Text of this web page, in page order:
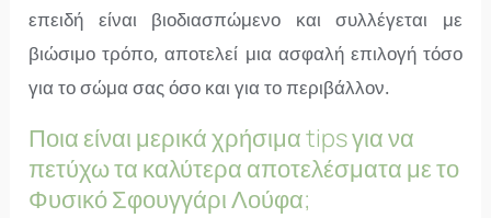
επειδή είναι βιοδιασπώμενο και συλλέγεται με
βιώσιμο τρόπο, αποτελεί μια ασφαλή επιλογή τόσο
για το σώμα σας όσο και για το περιβάλλον.
Ποια είναι μερικά χρήσιμα tips για να
πετύχω τα καλύτερα αποτελέσματα με το
Φυσικό Σφουγγάρι Λούφα;